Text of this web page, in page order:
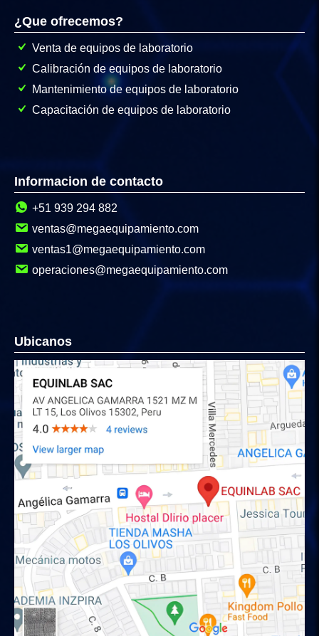
¿Que ofrecemos?
Venta de equipos de laboratorio
Calibración de equipos de laboratorio
Mantenimiento de equipos de laboratorio
Capacitación de equipos de laboratorio
Informacion de contacto
+51 939 294 882
ventas@megaequipamiento.com
ventas1@megaequipamiento.com
operaciones@megaequipamiento.com
Ubicanos